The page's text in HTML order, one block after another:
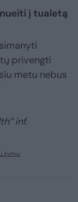
į tualetą
privengti
metu nebus
inf.
žymių